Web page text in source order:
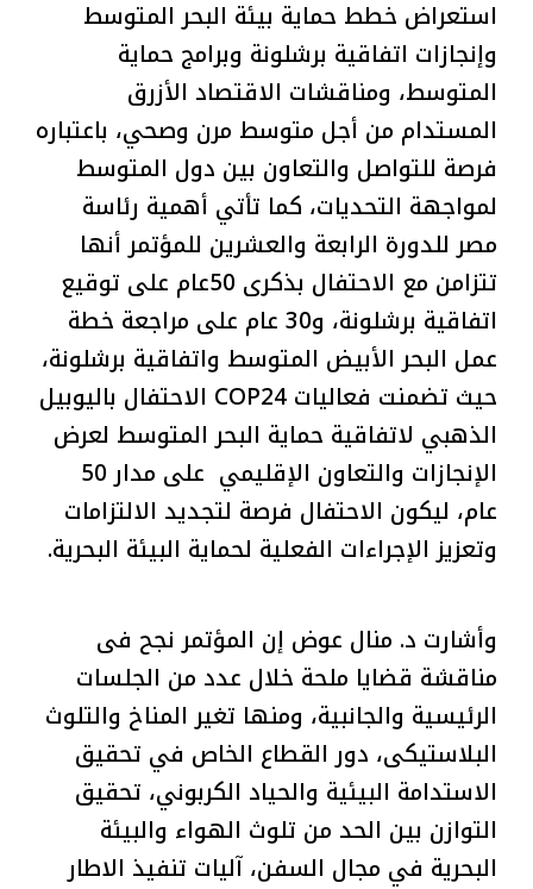
استعراض خطط حماية بيئة البحر المتوسط
وإنجازات اتفاقية برشلونة وبرامج حماية
المتوسط، ومناقشات الاقتصاد الأزرق
المستدام من أجل متوسط مرن وصحي، باعتباره
فرصة للتواصل والتعاون بين دول المتوسط
لمواجهة التحديات، كما تأتي أهمية رئاسة
مصر للدورة الرابعة والعشرين للمؤتمر أنها
تتزامن مع الاحتفال بذكرى 50عام على توقيع
اتفاقية برشلونة، و30 عام على مراجعة خطة
عمل البحر الأبيض المتوسط واتفاقية برشلونة،
حيث تضمنت فعاليات COP24 الاحتفال باليوبيل
الذهبي لاتفاقية حماية البحر المتوسط لعرض
الإنجازات والتعاون الإقليمي على مدار 50
عام، ليكون الاحتفال فرصة لتجديد الالتزامات
وتعزيز الإجراءات الفعلية لحماية البيئة البحرية.
وأشارت د. منال عوض إن المؤتمر نجح فى
مناقشة قضايا ملحة خلال عدد من الجلسات
الرئيسية والجانبية، ومنها تغير المناخ والتلوث
البلاستيكى، دور القطاع الخاص في تحقيق
الاستدامة البيئية والحياد الكربوني، تحقيق
التوازن بين الحد من تلوث الهواء والبيئة
البحرية في مجال السفن، آليات تنفيذ الاطار